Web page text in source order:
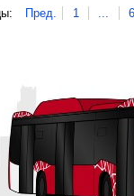
Пред. 1